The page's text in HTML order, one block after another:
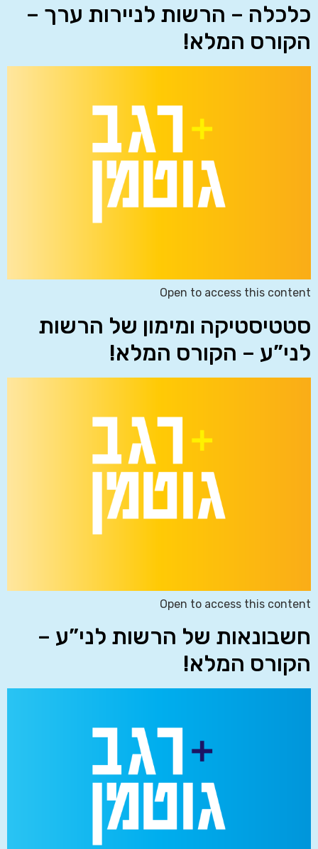
כלכלה – הרשות לניירות ערך –
הקורס המלא!
Open to access this content
סטטיסטיקה ומימון של הרשות
לני”ע – הקורס המלא!
Open to access this content
חשבונאות של הרשות לני”ע –
הקורס המלא!